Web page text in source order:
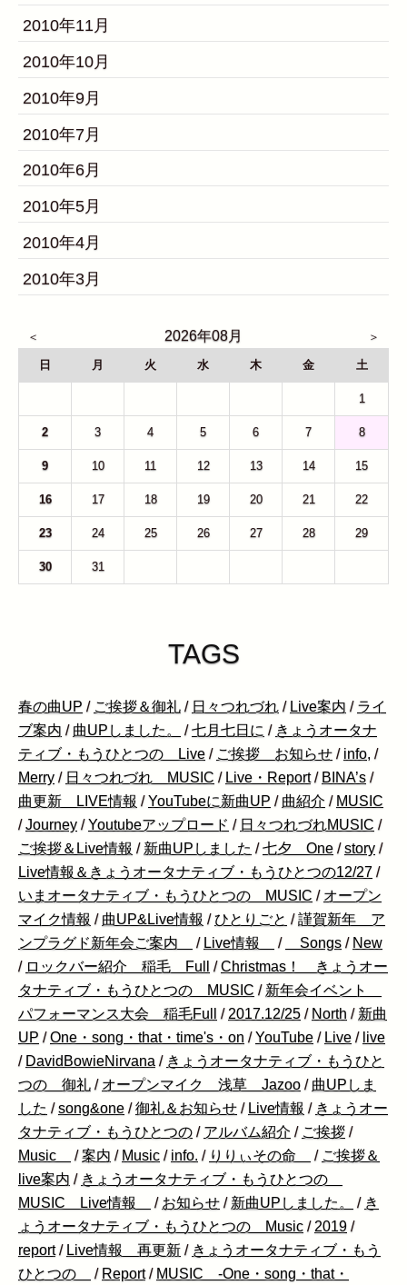
2010年11月
2010年10月
2010年9月
2010年7月
2010年6月
2010年5月
2010年4月
2010年3月
2026年08月
日 月 火 水 木 金 土
1
2 3 4 5 6 7 8
9 10 11 12 13 14 15
16 17 18 19 20 21 22
23 24 25 26 27 28 29
30 31
TAGS
春の曲UP / ご挨拶＆御礼 / 日々つれづれ / Live案内 / ライ
ブ案内 / 曲UPしました。 /七月七日に / きょうオータナ
ティブ・もうひとつの Live / ご挨拶 お知らせ / info, /
Merry / 日々つれづれ MUSIC / Live・Report / BINA’s /
曲更新 LIVE情報 /YouTubeに新曲UP / 曲紹介 / MUSIC
/Journey /Youtubeアップロード / 日々つれづれMUSIC /
ご挨拶＆Live情報 / 新曲UPしました /七夕 One /story /
Live情報＆きょうオータナティブ・もうひとつの12/27 /
いまオータナティブ・もうひとつの MUSIC / オープン
マイク情報 / 曲UP&Live情報 /ひとりごと /謹賀新年 ア
ンプラグド新年会ご案内
/ Live情報 / Songs / New
/ ロックバー紹介 稲毛 Full /Christmas！ きょうオー
タナティブ・もうひとつの MUSIC / 新年会イベント
パフォーマンス大会 稲毛Full
/ 2017.12/25 / North / 新曲
UP /One・song・that・time's・on /YouTube / Live / live
/ DavidBowieNirvana / きょうオータナティブ・もうひと
つの 御礼 / オープンマイク 浅草 Jazoo / 曲UPしま
した /song&one /御礼＆お知らせ / Live情報 / きょうオー
タナティブ・もうひとつの / アルバム紹介 / ご挨拶 /
Music
/案内 / Music / info. / りりぃその命 / ご挨拶＆
live案内 / きょうオータナティブ・もうひとつの
MUSIC Live情報
/ お知らせ / 新曲UPしました。 / き
ょうオータナティブ・もうひとつの Music / 2019 /
report / Live情報 再更新 / きょうオータナティブ・もう
ひとつの
/ Report / MUSIC -One・song・that・